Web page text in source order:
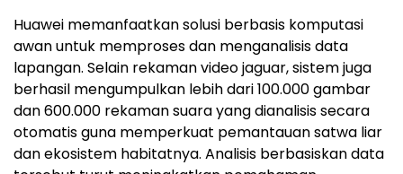
Huawei memanfaatkan solusi berbasis komputasi
awan untuk memproses dan menganalisis data
lapangan. Selain rekaman video jaguar, sistem juga
berhasil mengumpulkan lebih dari 100.000 gambar
dan 600.000 rekaman suara yang dianalisis secara
otomatis guna memperkuat pemantauan satwa liar
dan ekosistem habitatnya. Analisis berbasiskan data